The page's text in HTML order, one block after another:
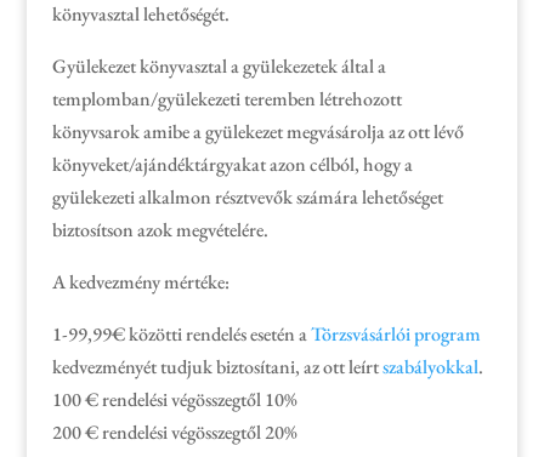
könyvasztal lehetőségét.
Gyülekezet könyvasztal a gyülekezetek által a
templomban/gyülekezeti teremben létrehozott
könyvsarok amibe a gyülekezet megvásárolja az ott lévő
könyveket/ajándéktárgyakat azon célból, hogy a
gyülekezeti alkalmon résztvevők számára lehetőséget
biztosítson azok megvételére.
A kedvezmény mértéke:
1-99,99€ közötti rendelés esetén aTörzsvásárlói program
kedvezményét tudjuk biztosítani, az ott leírtszabályokkal.
100 € rendelési végösszegtől 10%
200 € rendelési végösszegtől 20%